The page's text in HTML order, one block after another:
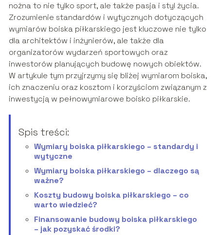
nożna to nie tylko sport, ale także pasja i styl życia.
Zrozumienie standardów i wytycznych dotyczących
wymiarów boiska piłkarskiego jest kluczowe nie tylko
dla architektów i inżynierów, ale także dla
organizatorów wydarzeń sportowych oraz
inwestorów planujących budowę nowych obiektów.
W artykule tym przyjrzymy się bliżej wymiarom boiska,
ich znaczeniu oraz kosztom i korzyściom związanym z
inwestycją w pełnowymiarowe boisko piłkarskie.
Spis treści:
Wymiary boiska piłkarskiego – standardy i
wytyczne
Wymiary boiska piłkarskiego – dlaczego są
ważne?
Koszty budowy boiska piłkarskiego – co
warto wiedzieć?
Finansowanie budowy boiska piłkarskiego
– jak pozyskać środki?